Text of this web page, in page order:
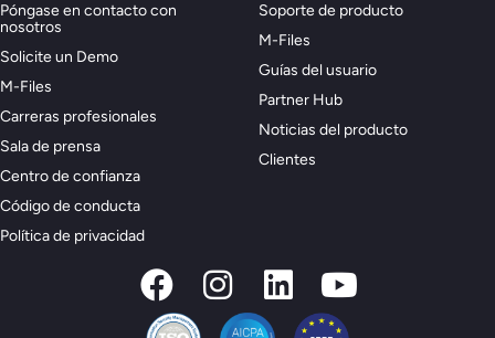
Póngase en contacto con
nosotros
Solicite un Demo
M-Files
Carreras profesionales
Sala de prensa
Centro de confianza
Código de conducta
Política de privacidad
Soporte de producto
M-Files
Guías del usuario
Partner Hub
Noticias del producto
Clientes